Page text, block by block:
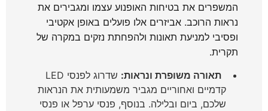
המשפרים את בטיחות האופנוע עצמו ומגבירים את
נראות הרוכב. אביזרים אלו פועלים באופן אקטיבי
ופסיבי למניעת תאונות ולהפחתת נזקים במקרה של
תקרית.
תאורה משופרת ונראות:
שדרוג לפנסי LED
קדמיים ואחוריים מגביר משמעותית את הנראות
שלכם, ביום ובלילה. בנוסף, פנסי ערפל או פנסי